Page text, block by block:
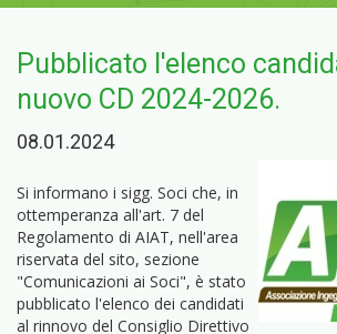
Pubblicato l'elenco
nuovo CD 2024-2026.
08.01.2024
Si informano i sigg. Soci che, in
ottemperanza all'art. 7 del
Regolamento di AIAT, nell'area
riservata del sito, sezione
"Comunicazioni ai Soci", è stato
pubblicato l'elenco dei candidati
al rinnovo del Consiglio Direttivo